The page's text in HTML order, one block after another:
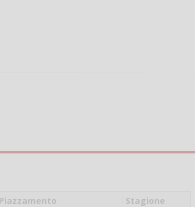
Piazzamento
Stagione